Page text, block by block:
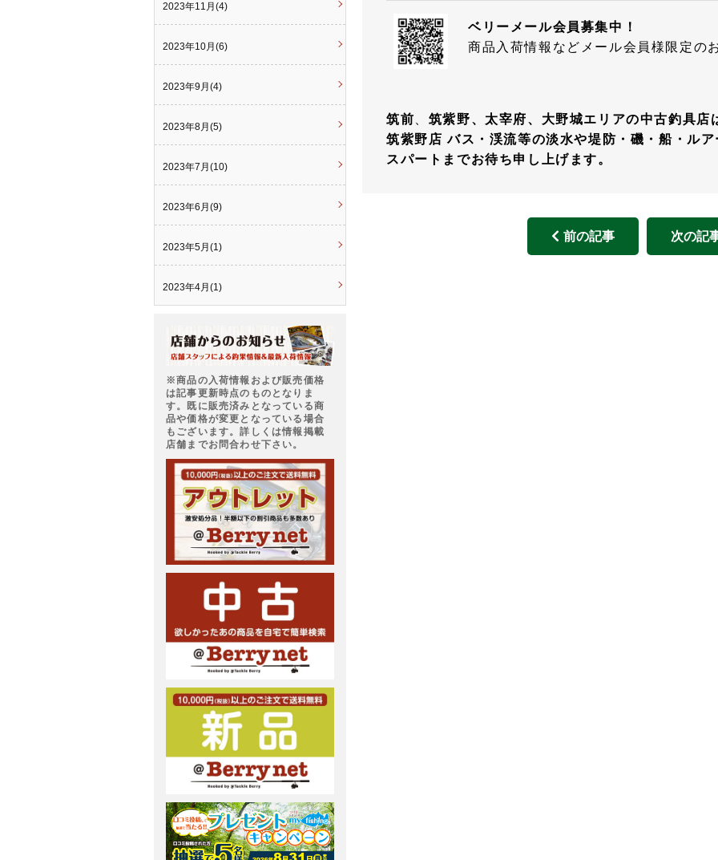
ベリーメール会員募集中！
商品入荷情報などメール会員様限定の
筑前
筑紫野、太宰府、大野城エリアの中古釣具店
筑紫野店 バス・渓流等の淡水や堤防・磯・船・ル
スパートまでお待ち申し上げます。
前の記事 次の記
2023年11月(4)
2023年10月(6)
2023年9月(4)
2023年8月(5)
2023年7月(10)
2023年6月(9)
2023年5月(1)
2023年4月(1)
※商品の入荷情報および販売価格
は記事更新時点のものとなりま
す。既に販売済みとなっている商
品や価格が変更となっている場合
もございます。詳しくは情報掲載
店舗までお問合わせ下さい。